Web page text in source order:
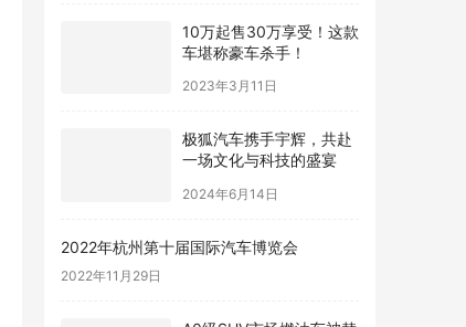
车堪称豪车杀手！
​极狐汽车携手宇辉，共赴
一场文化与科技的盛宴